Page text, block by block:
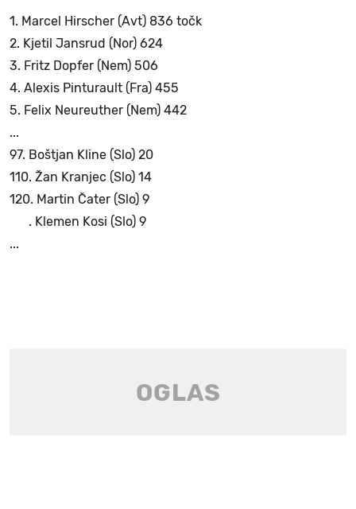
1. Marcel Hirscher (Avt) 836 točk
2. Kjetil Jansrud (Nor) 624
3. Fritz Dopfer (Nem) 506
4. Alexis Pinturault (Fra) 455
5. Felix Neureuther (Nem) 442
...
97. Boštjan Kline (Slo) 20
110. Žan Kranjec (Slo) 14
120. Martin Čater (Slo) 9
. Klemen Kosi (Slo) 9
...